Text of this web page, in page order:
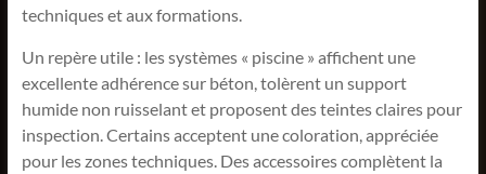
techniques et aux formations.
Un repère utile : les systèmes « piscine » affichent une
excellente adhérence sur béton, tolèrent un support
humide non ruisselant et proposent des teintes claires pour
inspection. Certains acceptent une coloration, appréciée
pour les zones techniques. Des accessoires complètent la